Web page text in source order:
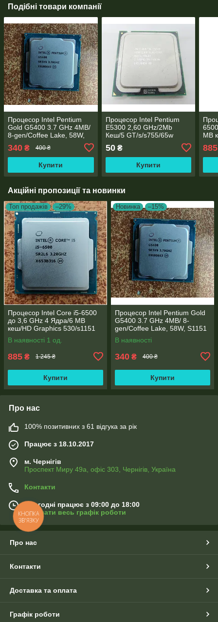
Подібні товари компанії
Процесор Intel Pentium
Gold G5400 3.7 GHz 4MB/
8-gen/Coffee Lake, 58W,
340 ₴ 400 ₴
Купити
Процесор Intel Pentium
E5300 2,60 GHz/2Mb
Кеш/5 GT/s/s755/65w
50₴
Купити
MB
885
Акційні пропозиції та новинки
Топ продажів –29%
Процесор Intel Core i5-6500
до 3,6 GHz 4 Ядра/6 MB
кеш/HD Graphics 530/s1151
В наявності 1 од.
885 ₴ 1 245 ₴
Купити
Новинка –15%
Процесор Intel Pentium Gold
G5400 3.7 GHz 4MB/ 8-
gen/Coffee Lake, 58W, S1151
В наявності
340 ₴ 400 ₴
Купити
Про нас
100% позитивних з 61 відгука за рік
Працює з 18.10.2017
м. Чернігів
Проспект Миру 49а, офіс 303, Чернігів, Україна
Контакти
Сьогодні працює з 09:00 до 18:00
Показати весь графік роботи
Про нас
Контакти
Доставка та оплата
Графік роботи
КНОПКА
ЗВ'ЯЗКУ